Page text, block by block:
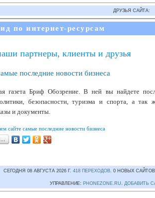
ДРУЗЬЯ САЙТА:
по интернет-ресурсам
партнеры, клиенты и друзья
последние новости бизнеса
газета Бриф Обозрение. В ней вы найдете
безопасности, туризма и спорта, а так
и документы.
сайте самые последние новости бизнеса
СЕГОДНЯ 08 АВГУСТА 2026 Г. 418 ПЕРЕХОДОВ. 0 НОВЫХ
УПРАВЛЕНИЕ: PHONEZONE.RU. ДОБАВИТЬ